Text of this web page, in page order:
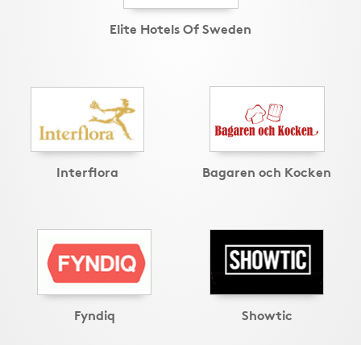
Elite Hotels Of Sweden
Interflora Bagaren och Kocken
Fyndiq Showtic